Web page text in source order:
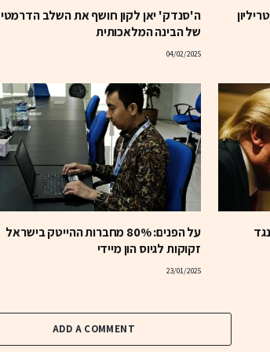
הבנק האמריקאי העביר בטעות 81 טריליון
ה'סנדק' יאן לקון חושף את השלב הדרמטי
של הבינה המלאכותית
04/02/2025
על הפנים: 80% מחברות ההייטק בישראל
זקוקות לגיוס הון מיידי
23/01/2025
ADD A COMMENT